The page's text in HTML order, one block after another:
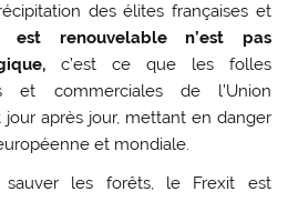
des élites françaises et
renouvelable n’est pas
c’est ce que les folles
et commerciales de l’Union
après jour, mettant en danger
et mondiale.
sauver les forêts, le Frexit est